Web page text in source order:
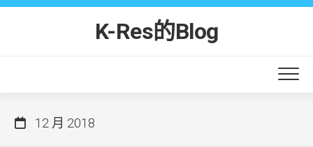
Skip
K-Res的Blog
12 月 2018